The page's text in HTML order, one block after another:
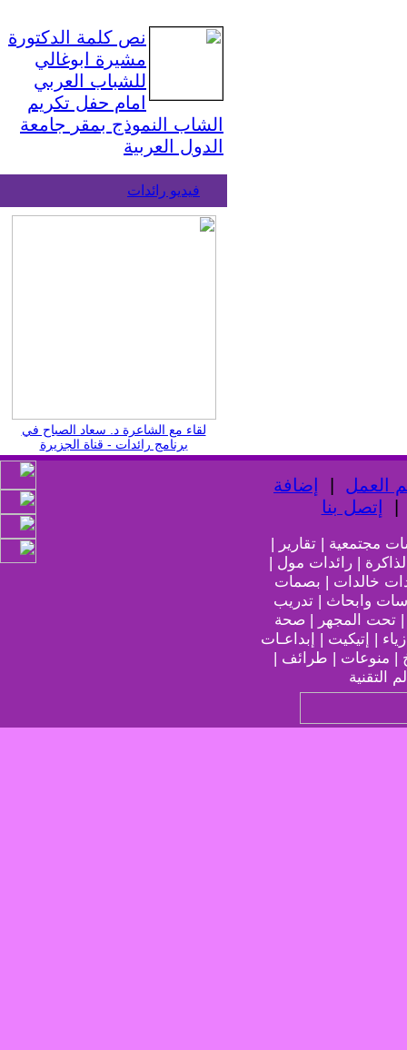
نص كلمة الدكتورة
مشيرة ابوغالي
للشباب العربي
امام حفل تكريم
الشاب النموذج بمقر جامعة
الدول العربية
فيديو رائدات
لقاء مع الشاعرة د. سعاد الصباح في
برنامج رائدات - قناة الجزيرة
العمل
إضافة
إتصل بنا
مجتمعية | تقارير |
| رائدات مول |
خالدات | بصمات
وابحاث | تدريب
| تحت المجهر | صحة
| إتيكيت | إبداعـات
| منوعات | طرائف |
التقنية